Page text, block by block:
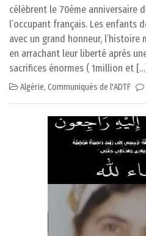
célèbrent le 70ème anniversaire
l’occupant français. Les enfants
avec un grand honneur,
en arrachant leur liberté après
sacrifices énormes ( 1million et […]
Algérie, Communiqués de l'ADTF